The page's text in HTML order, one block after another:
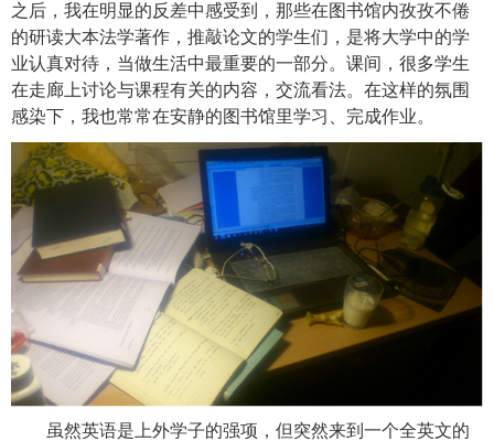
之后，我在明显的反差中感受到，那些在图书馆内孜孜不倦
的研读大本法学著作，推敲论文的学生们，是将大学中的学
业认真对待，当做生活中最重要的一部分。课间，很多学生
在走廊上讨论与课程有关的内容，交流看法。在这样的氛围
感染下，我也常常在安静的图书馆里学习、完成作业。
虽然英语是上外学子的强项，但突然来到一个全英文的